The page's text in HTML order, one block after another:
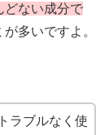
どない成分で
多いですよ。
ラブルなく使